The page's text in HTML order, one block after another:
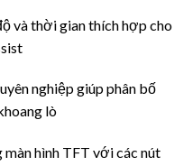
và thời gian thích hợp cho
nghiệp giúp phân bố
lò
hình TFT với các nút